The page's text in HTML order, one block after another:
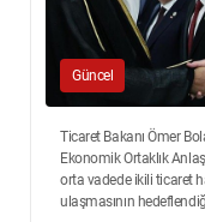
Güncel
Ticaret Bakanı Ömer
Ekonomik Ortaklık
orta vadede ikili ticaret
ulaşmasının